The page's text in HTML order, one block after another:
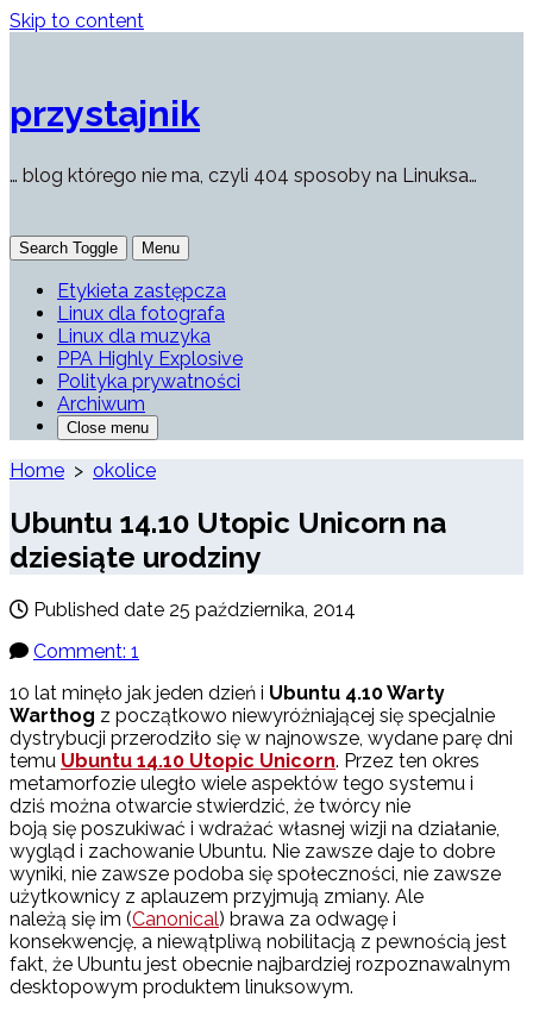
Skip to content
przystajnik
… blog którego nie ma, czyli 404 sposoby na Linuksa…
Search Toggle Menu
Etykieta zastępcza
Linux dla fotografa
Linux dla muzyka
PPA Highly Explosive
Polityka prywatności
Archiwum
Close menu
Home > okolice
Ubuntu 14.10 Utopic Unicorn na
dziesiąte urodziny
Published date 25 października, 2014
Comment: 1
10 lat minęło jak jeden dzień i Ubuntu 4.10 Warty
Warthog z początkowo niewyróżniającej się specjalnie
dystrybucji przerodziło się w najnowsze, wydane parę dni
temu Ubuntu 14.10 Utopic Unicorn. Przez ten okres
metamorfozie uległo wiele aspektów tego systemu i
dziś można otwarcie stwierdzić, że twórcy nie
boją się poszukiwać i wdrażać własnej wizji na działanie,
wygląd i zachowanie Ubuntu. Nie zawsze daje to dobre
wyniki, nie zawsze podoba się społeczności, nie zawsze
użytkownicy z aplauzem przyjmują zmiany. Ale
należą się im (Canonical) brawa za odwagę i
konsekwencję, a niewątpliwą nobilitacją z pewnością jest
fakt, że Ubuntu jest obecnie najbardziej rozpoznawalnym
desktopowym produktem linuksowym.